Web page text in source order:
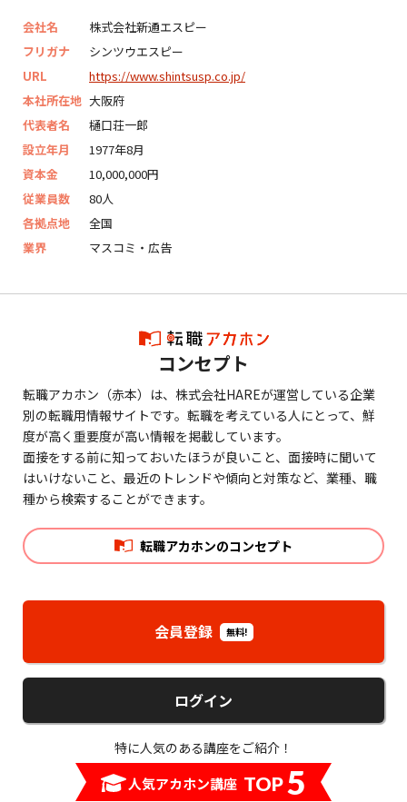
会社名
株式会社新通エスピー
フリガナ
シンツウエスピー
URL
https://www.shintsusp.co.jp/
本社所在地 大阪府
代表者名
樋口荘一郎
設立年月
1977年8月
資本金
10,000,000円
従業員数
80人
各拠点地
全国
業界
マスコミ・広告
コンセプト
転職アカホン（赤本）は、株式会社HAREが運営している企業
別の転職用情報サイトです。転職を考えている人にとって、鮮
度が高く重要度が高い情報を掲載しています。
面接をする前に知っておいたほうが良いこと、面接時に聞いて
はいけないこと、最近のトレンドや傾向と対策など、業種、職
種から検索することができます。
転職アカホンのコンセプト
会員登録 無料!
ログイン
特に人気のある講座をご紹介！
人気アカホン講座 TOP5